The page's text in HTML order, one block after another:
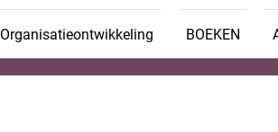
Organisatieontwikkeling BOEKEN